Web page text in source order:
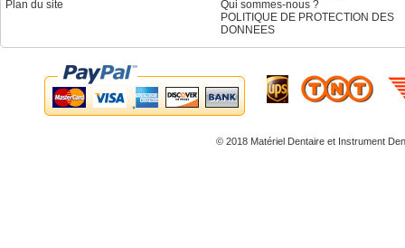
Plan du site
Qui sommes-nous ?
POLITIQUE DE PROTECTION DES
DONNEES
© 2018 Matériel Dentaire et Instrument